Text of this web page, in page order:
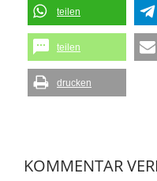
teilen
teilen
drucken
KOMMENTAR